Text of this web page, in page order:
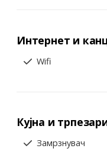
Интернет и
Wifi
Кујна и
Замрзнувач